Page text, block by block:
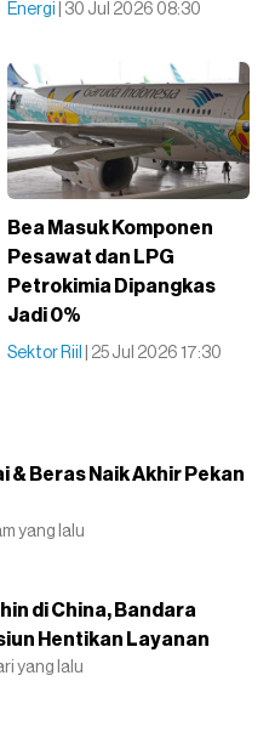
Energi | 30 Jul 2026 08:30
Bea Masuk Komponen
Pesawat dan LPG
Petrokimia Dipangkas
Jadi 0%
Sektor Riil | 25 Jul 2026 17:30
& Beras Naik Akhir Pekan
yang lalu
di China, Bandara
Hentikan Layanan
yang lalu